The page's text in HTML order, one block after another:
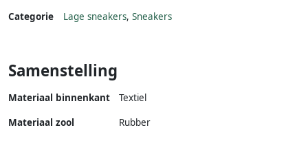
Categorie Lage sneakers, Sneakers
Samenstelling
Materiaal binnenkant
Textiel
Materiaal zool
Rubber